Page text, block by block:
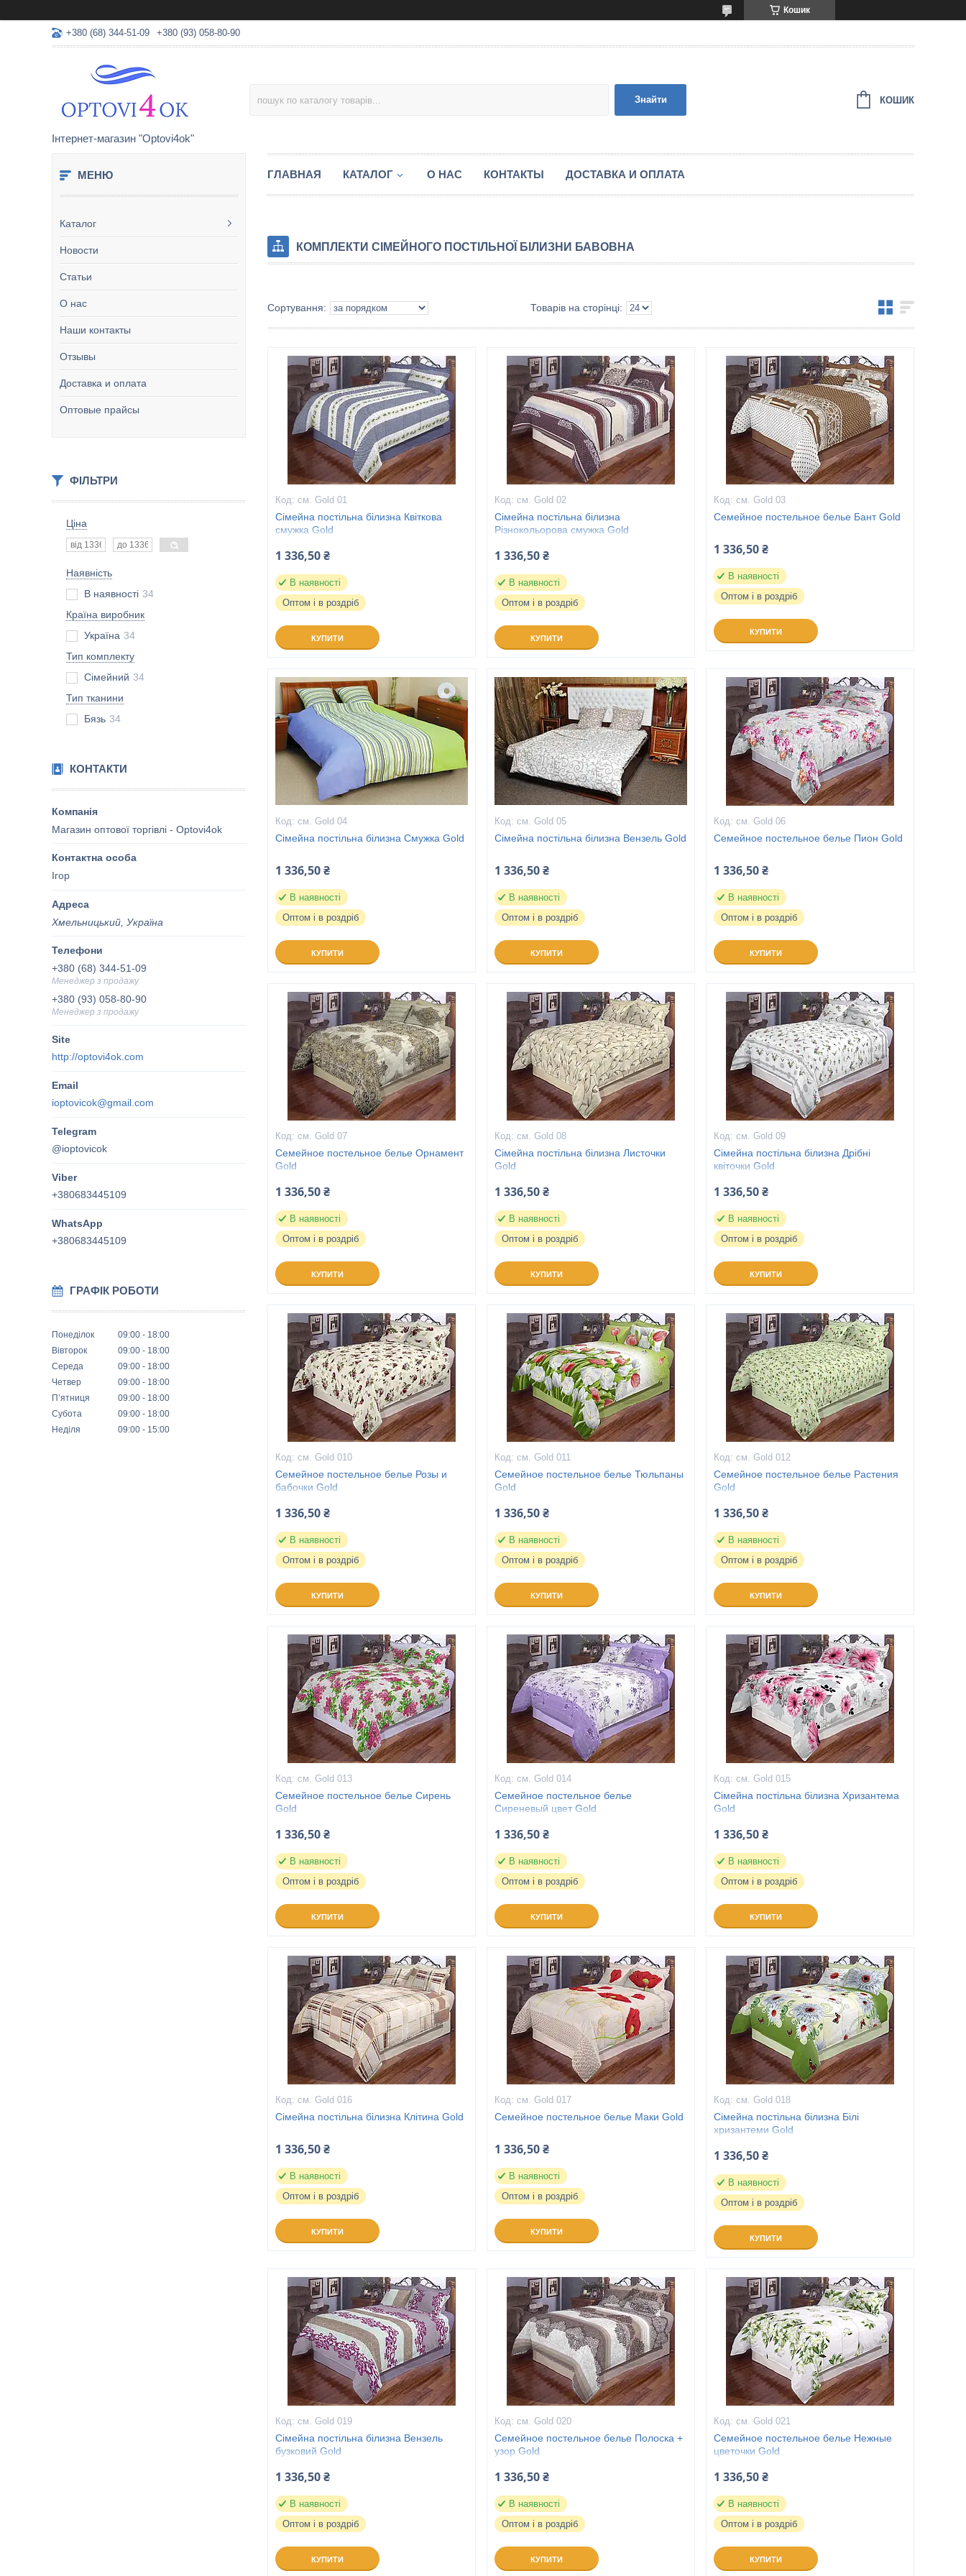
Кошик
+380 (68) 344-51-09 +380 (93) 058-80-90
Інтернет-магазин "Optovi4ok"
Знайти КОШИК
Каталог
Новости
Статьи
О нас
Наши контакты
Отзывы
Доставка и оплата
Оптовые прайсы
ФІЛЬТРИ
Ціна
Наявність
В наявності 34
Країна виробник
Україна 34
Тип комплекту
Сімейний 34
Тип тканини
Бязь 34
КОНТАКТИ
Магазин оптової торгівлі - Optovi4ok
Ігор
Хмельницький, Україна
+380 (68) 344-51-09
Менеджер з продажу
+380 (93) 058-80-90
Менеджер з продажу
http://optovi4ok.com
ioptovicok@gmail.com
@ioptovicok
+380683445109
+380683445109
ГРАФІК РОБОТИ
Понеділок 09:00
18:00
Вівторок
09:00
18:00
Середа
09:00
18:00
Четвер
09:00
18:00
Пʼятниця
09:00
18:00
Субота
09:00
18:00
Неділя
09:00 15:00
ГЛАВНАЯ КАТАЛОГ О НАС КОНТАКТЫ ДОСТАВКА И ОПЛАТА
КОМПЛЕКТИ СІМЕЙНОГО ПОСТІЛЬНОЇ БІЛИЗНИ БАВОВНА
см. Gold 01
Сімейна постільна білизна Квіткова
смужка Gold
1 336,50 ₴
В наявності
Оптом і в роздріб
КУПИТИ
см. Gold 02
Сімейна постільна білизна
Різнокольорова смужка Gold
1 336,50 ₴
В наявності
Оптом і в роздріб
КУПИТИ
см. Gold 03
Семейное постельное белье Бант Gold
1 336,50 ₴
В наявності
Оптом і в роздріб
КУПИТИ
см. Gold 04
Сімейна постільна білизна Смужка Gold
1 336,50 ₴
В наявності
Оптом і в роздріб
КУПИТИ
см. Gold 05
Сімейна постільна білизна Вензель Gold
1 336,50 ₴
В наявності
Оптом і в роздріб
КУПИТИ
см. Gold 06
Семейное постельное белье Пион Gold
1 336,50 ₴
В наявності
Оптом і в роздріб
КУПИТИ
см. Gold 07
Семейное постельное белье Орнамент
Gold
1 336,50 ₴
В наявності
Оптом і в роздріб
КУПИТИ
см. Gold 08
Сімейна постільна білизна Листочки
Gold
1 336,50 ₴
В наявності
Оптом і в роздріб
КУПИТИ
см. Gold 09
Сімейна постільна білизна Дрібні
квіточки Gold
1 336,50 ₴
В наявності
Оптом і в роздріб
КУПИТИ
см. Gold 010
Семейное постельное белье Розы и
бабочки Gold
1 336,50 ₴
В наявності
Оптом і в роздріб
КУПИТИ
см. Gold 011
Семейное постельное белье Тюльпаны
Gold
1 336,50 ₴
В наявності
Оптом і в роздріб
КУПИТИ
см. Gold 012
Семейное постельное белье Растения
Gold
1 336,50 ₴
В наявності
Оптом і в роздріб
КУПИТИ
см. Gold 013
Семейное постельное белье Сирень
Gold
1 336,50 ₴
В наявності
Оптом і в роздріб
КУПИТИ
см. Gold 014
Семейное постельное белье
Сиреневый цвет Gold
1 336,50 ₴
В наявності
Оптом і в роздріб
КУПИТИ
см. Gold 015
Сімейна постільна білизна Хризантема
Gold
1 336,50 ₴
В наявності
Оптом і в роздріб
КУПИТИ
см. Gold 016
Сімейна постільна білизна Клітина Gold
1 336,50 ₴
В наявності
Оптом і в роздріб
КУПИТИ
см. Gold 017
Семейное постельное белье Маки Gold
1 336,50 ₴
В наявності
Оптом і в роздріб
КУПИТИ
см. Gold 018
Сімейна постільна білизна Білі
хризантеми Gold
1 336,50 ₴
В наявності
Оптом і в роздріб
КУПИТИ
см. Gold 019
Сімейна постільна білизна Вензель
бузковий Gold
1 336,50 ₴
В наявності
Оптом і в роздріб
КУПИТИ
см. Gold 020
Семейное постельное белье Полоска +
узор Gold
1 336,50 ₴
В наявності
Оптом і в роздріб
КУПИТИ
см. Gold 021
Семейное постельное белье Нежные
цветочки Gold
1 336,50 ₴
В наявності
Оптом і в роздріб
КУПИТИ